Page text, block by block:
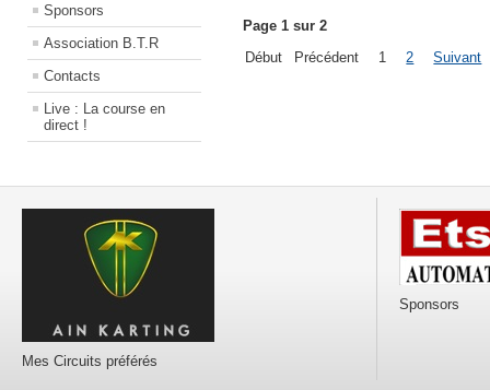
Sponsors
Association B.T.R
Contacts
Live : La course en
direct !
Page 1 sur 2
Début
Précédent 1 2 Suivant
Mes Circuits préférés
Sponsors